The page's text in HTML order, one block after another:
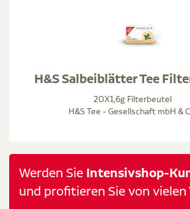
H&S Salbeiblätter Tee
20X1,6g Filterbeutel
H&S Tee - Gesellschaft mbH &
Werden Sie Intensivshop-
und profitieren Sie von vielen